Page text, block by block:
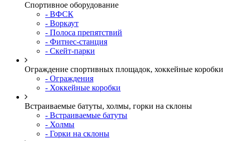
Спортивное оборудование
- ВФСК
- Воркаут
- Полоса препятствий
- Фитнес-станция
- Скейт-парки
Ограждение спортивных площадок, хоккейные коробки
- Ограждения
- Хоккейные коробки
Встраиваемые батуты, холмы, горки на склоны
- Встраиваемые батуты
- Холмы
- Горки на склоны